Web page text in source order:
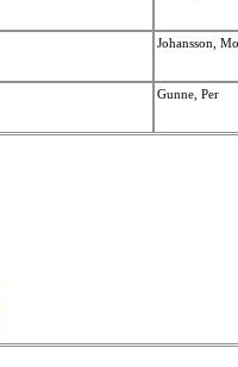
Johansson,
Gunne, Per